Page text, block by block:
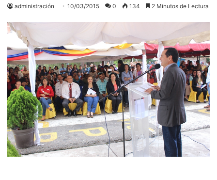
administración 10/03/2015 0 134 2 Minutos de Lectura